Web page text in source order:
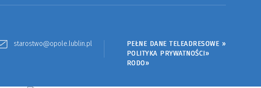
starostwo@opole.lublin.pl
PEŁNE DANE TELEADRESOWE »
POLITYKA PRYWATNOŚCI»
RODO»